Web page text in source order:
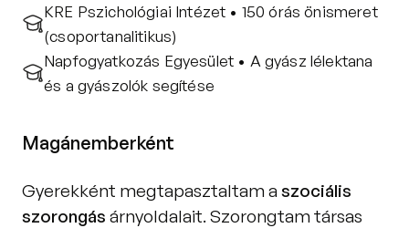
KRE Pszichológiai Intézet • 150 órás önismeret
(csoportanalitikus)
Napfogyatkozás Egyesület • A gyász lélektana
és a gyászolók segítése
Magánemberként
Gyerekként megtapasztaltam a szociális
szorongás árnyoldalait. Szorongtam társas